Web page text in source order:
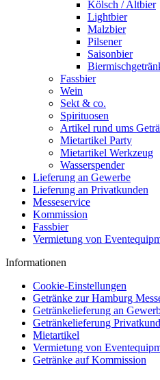
Kölsch / Altbier
Lightbier
Malzbier
Pilsener
Saisonbier
Fassbier
Wein
Sekt & co.
Spirituosen
Artikel rund ums
Mietartikel Party
Mietartikel Werkzeug
Wasserspender
Lieferung an Gewerbe
Lieferung an Privatkunden
Messeservice
Kommission
Fassbier
Vermietung von
Informationen
Cookie-Einstellungen
Getränke zur Hamburg
Getränkelieferung an
Getränkelieferung
Mietartikel
Vermietung von
Getränke auf Kommission